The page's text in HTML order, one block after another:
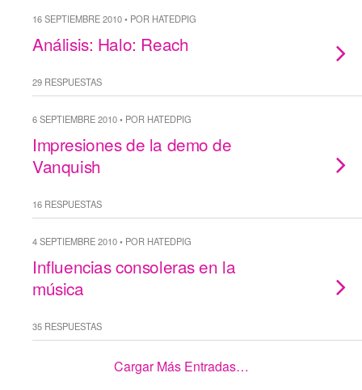
16 SEPTIEMBRE 2010 • POR HATEDPIG
Análisis: Halo: Reach
29 RESPUESTAS
6 SEPTIEMBRE 2010 • POR HATEDPIG
Impresiones de la demo de
Vanquish
16 RESPUESTAS
4 SEPTIEMBRE 2010 • POR HATEDPIG
Influencias consoleras en la
música
35 RESPUESTAS
Cargar Más Entradas…